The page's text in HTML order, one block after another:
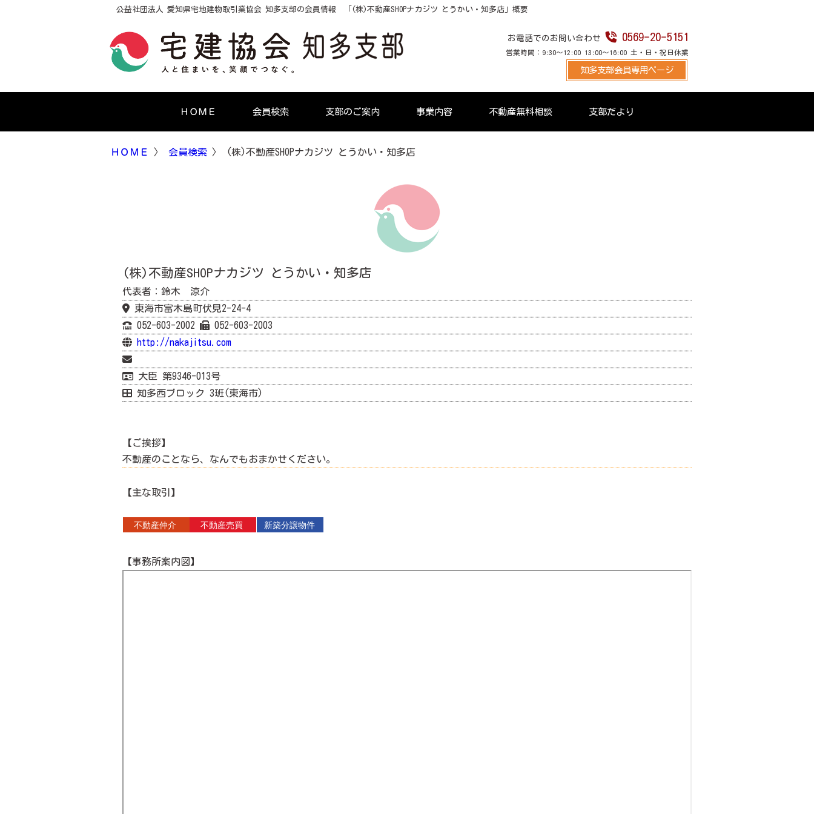
公益社団法人 愛知県宅地建物取引業協会 知多支部の会員情報 「(株)不動産SHOPナカジツ とうかい・知多店」概要
お電話でのお問い合わせ 0569-20-5151
営業時間：9:30～12:00 13:00～16:00 土・日・祝日休業
知多支部会員専用ページ
ＨＯＭＥ 会員検索 支部のご案内 事業内容 不動産無料相談 支部だより
ＨＯＭＥ 〉 会員検索 〉 (株)不動産SHOPナカジツ とうかい・知多店
(株)不動産SHOPナカジツ とうかい・知多店
代表者：鈴木 涼介
東海市富木島町伏見2-24-4
052-603-2002
052-603-2003
http://nakajitsu.com
大臣 第9346-013号
知多西ブロック 3班(東海市)
【ご挨拶】
不動産のことなら、なんでもおまかせください。
【主な取引】
【事務所案内図】